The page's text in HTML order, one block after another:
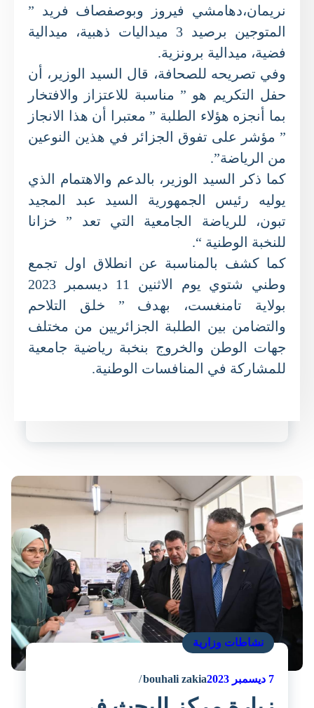
نريمان،دهامشي فيروز وبوصفصاف فريد ”
المتوجين برصيد 3 ميداليات ذهبية، ميدالية
فضية، ميدالية برونزية.
وفي تصريحه للصحافة، قال السيد الوزير، أن
حفل التكريم هو ” مناسبة للاعتزاز والافتخار
بما أنجزه هؤلاء الطلبة ” معتبرا أن هذا الانجاز
” مؤشر على تفوق الجزائر في هذين النوعين
من الرياضة”.
كما ذكر السيد الوزير، بالدعم والاهتمام الذي
يوليه رئيس الجمهورية السيد عبد المجيد
تبون، للرياضة الجامعية التي تعد ” خزانا
للنخبة الوطنية “.
كما كشف بالمناسبة عن انطلاق اول تجمع
وطني شتوي يوم الاثنين 11 ديسمبر 2023
بولاية تامنغست، بهدف ” خلق التلاحم
والتضامن بين الطلبة الجزائريين من مختلف
جهات الوطن والخروج بنخبة رياضية جامعية
للمشاركة في المنافسات الوطنية.
نشاطات وزارية
ديسمبر 2023 bouhali zakia